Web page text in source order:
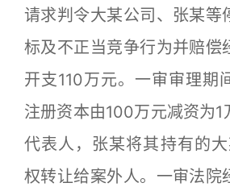
请求判令大某公司、张某等
标及不正当竞争行为并赔偿
开支110万元。一审审理期
注册资本由100万元减资为1
代表人，张某将其持有的
权转让给案外人。一审法院